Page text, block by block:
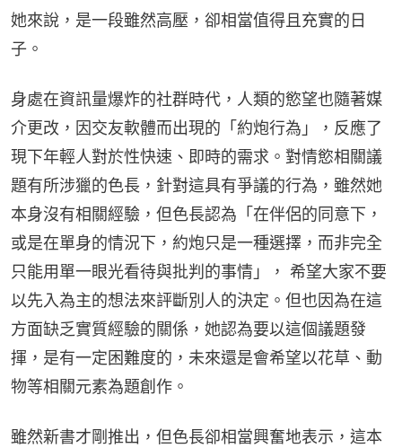
她來說，是一段雖然高壓，卻相當值得且充實的日
子。
身處在資訊量爆炸的社群時代，人類的慾望也隨著媒
介更改，因交友軟體而出現的「約炮行為」，反應了
現下年輕人對於性快速、即時的需求。對情慾相關議
題有所涉獵的色長，針對這具有爭議的行為，雖然她
本身沒有相關經驗，但色長認為「在伴侶的同意下，
或是在單身的情況下，約炮只是一種選擇，而非完全
只能用單一眼光看待與批判的事情」， 希望大家不要
以先入為主的想法來評斷別人的決定。但也因為在這
方面缺乏實質經驗的關係，她認為要以這個議題發
揮，是有一定困難度的，未來還是會希望以花草、動
物等相關元素為題創作。
雖然新書才剛推出，但色長卻相當興奮地表示，這本